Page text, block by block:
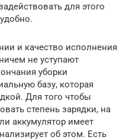
для этого
и качество исполнения
не уступают
уборки
базу, которая
Для того чтобы
степень зарядки, на
аккумулятор имеет
об этом. Есть